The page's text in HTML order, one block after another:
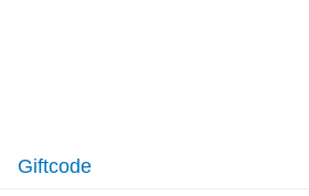
Giftcode